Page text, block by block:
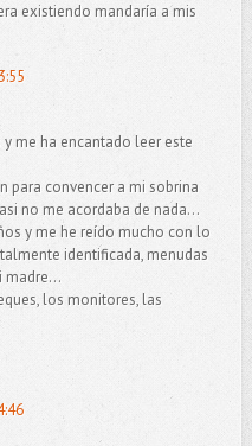
existiendo mandaría a mis
me ha encantado leer este
para convencer a mi sobrina
no me acordaba de nada...
y me he reído mucho con lo
identificada, menudas
madre...
los monitores, las